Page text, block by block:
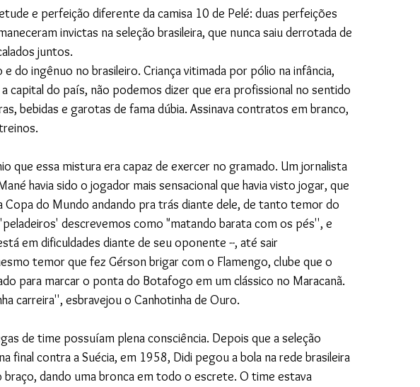
e perfeição diferente da camisa 10 de Pelé: duas perfeições
invictas na seleção brasileira, que nunca saiu derrotada de
juntos.
do ingênuo no brasileiro. Criança vitimada por pólio na infância,
capital do país, não podemos dizer que era profissional no sentido
bebidas e garotas de fama dúbia. Assinava contratos em branco,
que essa mistura era capaz de exercer no gramado. Um jornalista
havia sido o jogador mais sensacional que havia visto jogar, que
Copa do Mundo andando pra trás diante dele, de tanto temor do
descrevemos como "matando barata com os pés'', e
em dificuldades diante de seu oponente --, até sair
temor que fez Gérson brigar com o Flamengo, clube que o
para marcar o ponta do Botafogo em um clássico no Maracanã.
carreira'', esbravejou o Canhotinha de Ouro.
de time possuíam plena consciência. Depois que a seleção
final contra a Suécia, em 1958, Didi pegou a bola na rede brasileira
braço, dando uma bronca em todo o escrete. O time estava